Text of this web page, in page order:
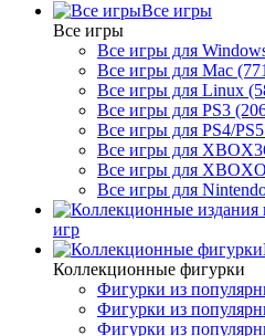
Все игры
Все игры
Все игры для
Все игры для Mac
Все игры для Linux
Все игры для PS3
Все игры для PS4/
Все игры для
Все игры для
Все игры для
игр
Коллекционные фигурки
Фигурки из
Фигурки из
Фигурки из